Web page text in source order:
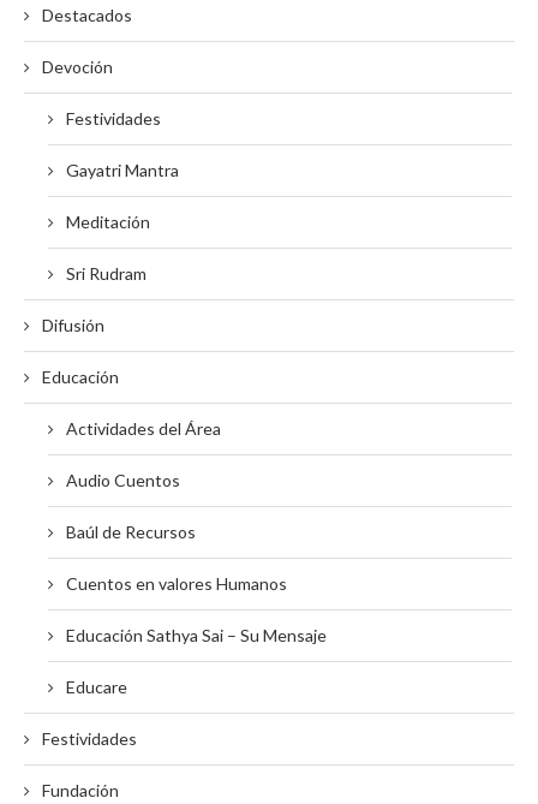
Destacados
Devoción
Festividades
Gayatri Mantra
Meditación
Sri Rudram
Difusión
Educación
Actividades del Área
Audio Cuentos
Baúl de Recursos
Cuentos en valores Humanos
Educación Sathya Sai – Su Mensaje
Educare
Festividades
Fundación